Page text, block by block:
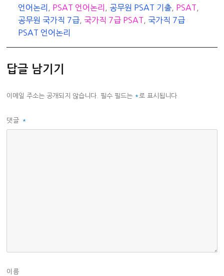
고
리
언어논리 , PSAT 언어논리 , 공무원 PSAT 기출, PSAT,
공무원 국가직 7급, 국가직 7급 PSAT, 국가직 7급
PSAT 언어논리
답글 남기기
이메일 주소는 공개되지 않습니다. 필수 필드는 *로 표시됩니다
댓글 *
이름